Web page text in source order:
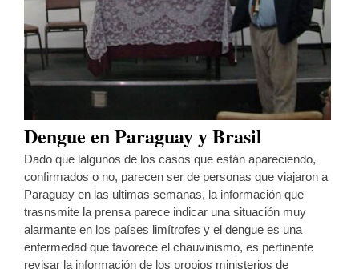
Dengue en Paraguay y Brasil
Dado que lalgunos de los casos que están apareciendo,
confirmados o no, parecen ser de personas que viajaron a
Paraguay en las ultimas semanas, la información que
trasnsmite la prensa parece indicar una situación muy
alarmante en los países limítrofes y el dengue es una
enfermedad que favorece el chauvinismo, es pertinente
revisar la información de los propios ministerios de